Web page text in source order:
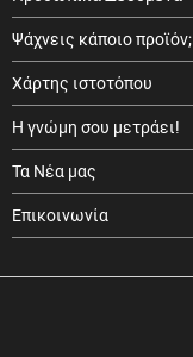
Ψάχνεις κάποιο προϊόν;
Χάρτης ιστοτόπου
Η γνώμη σου μετράει!
Τα Νέα μας
Επικοινωνία